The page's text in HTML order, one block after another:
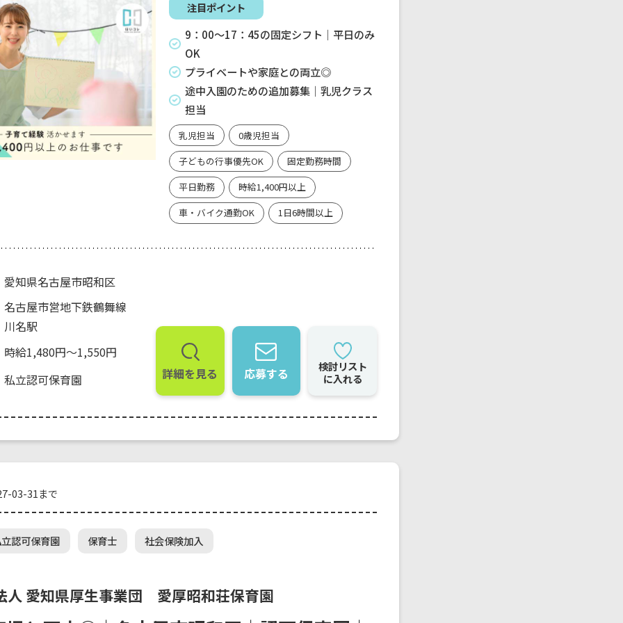
注目ポイント
9：00～17：45の固定シフト｜平日のみ
OK
プライベートや家庭との両立◎
途中入園のための追加募集｜乳児クラス
担当
乳児担当
0歳児担当
子どもの行事優先OK
固定勤務時間
平日勤務
時給1,400円以上
車・バイク通勤OK
1日6時間以上
愛知県名古屋市昭和区
名古屋市営地下鉄鶴舞線
川名駅
時給1,480円～1,550円
私立認可保育園
詳細を見る 応募する
検討リスト
に入れる
03-31まで
認可保育園 保育士 社会保険加入
人 愛知県厚生事業団 愛厚昭和荘保育園